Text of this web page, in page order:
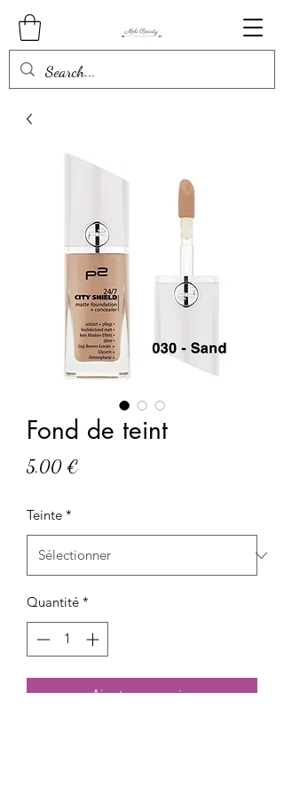
Fond de teint
5,00 €
Teinte *
Quantité *
Ajouter au panier